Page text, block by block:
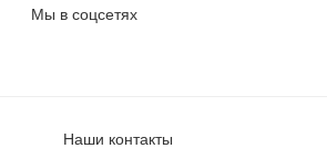
Мы в соцсетях
Наши контакты